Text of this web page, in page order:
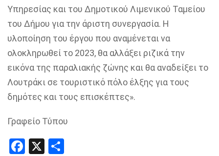
Υπηρεσίας και του Δημοτικού Λιμενικού Ταμείου
του Δήμου για την άριστη συνεργασία. Η
υλοποίηση του έργου που αναμένεται να
ολοκληρωθεί το 2023, θα αλλάξει ριζικά την
εικόνα της παραλιακής ζώνης και θα αναδείξει το
Λουτράκι σε τουριστικό πόλο έλξης για τους
δημότες και τους επισκέπτες».
Γραφείο Τύπου
Facebook
X